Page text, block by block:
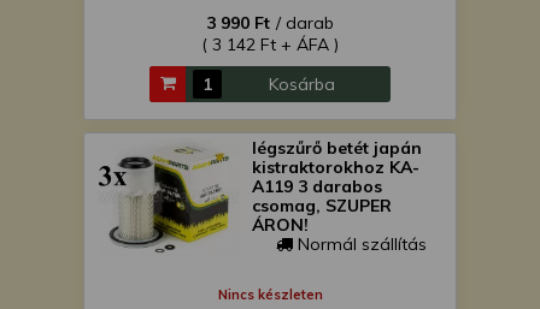
3 990 Ft / darab
( 3 142 Ft + ÁFA )
Kosárba
légszűrő betét japán
kistraktorokhoz KA-
A119 3 darabos
csomag, SZUPER
ÁRON!
Normál szállítás
Nincs készleten